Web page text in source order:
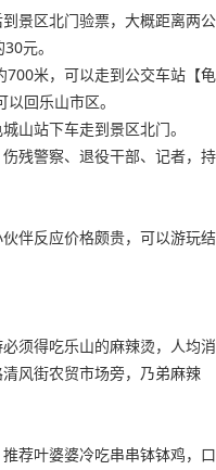
景区北门验票，大概距离两公
元。
700米，可以走到公交车站【龟
回乐山市区。
山站下车走到景区北门。
残警察、退役干部、记者，持
伴反应价格颇贵，可以游玩结
须得吃乐山的麻辣烫，人均消
风街农贸市场旁，乃弟麻辣
荐叶婆婆冷吃串串钵钵鸡，口